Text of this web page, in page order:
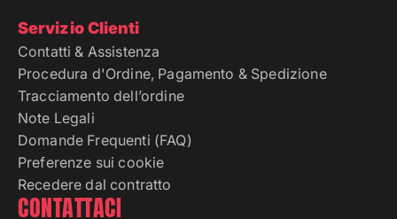
Servizio Clienti
Contatti & Assistenza
Procedura d'Ordine, Pagamento & Spedizione
Tracciamento dell’ordine
Note Legali
Domande Frequenti (FAQ)
Preferenze sui cookie
Recedere dal contratto
CONTATTACI